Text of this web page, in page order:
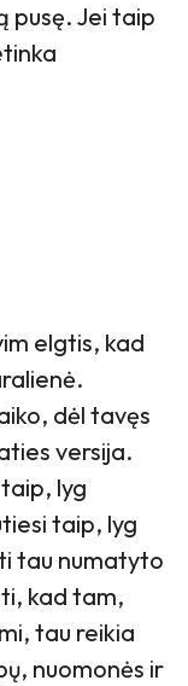
pusę. Jei taip
elgtis, kad
dėl tavęs
versija.
lyg
taip, lyg
tau numatyto
kad tam,
tau reikia
nuomonės ir